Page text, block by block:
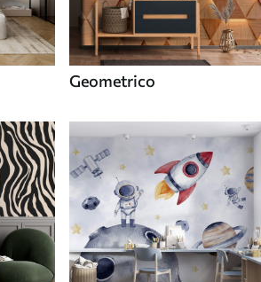
Geometrico